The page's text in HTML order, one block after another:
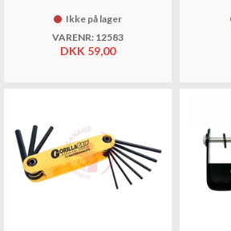
Ikke på lager
VARENR: 12583
DKK 59,00